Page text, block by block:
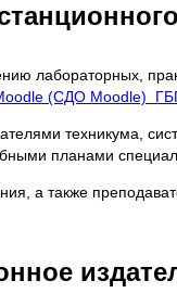
лабораторных,
Moodle (СДО Moodle)
техникума,
планами
а также